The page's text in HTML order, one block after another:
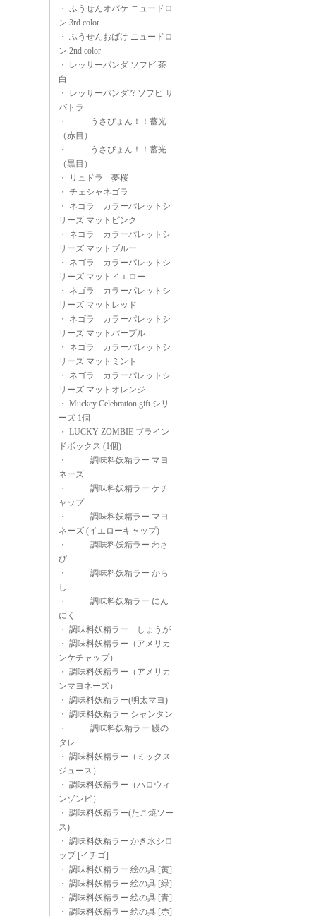
・ ふうせんオバケ ニュードロ
ン 3rd color
・ ふうせんおばけ ニュードロ
ン 2nd color
・
レッサーパンダ ソフビ 茶
白
・
レッサーパンダ?? ソフビ サ
バトラ
・
うさぴょん！！蓄光
（赤目）
・
うさぴょん！！蓄光
（黒目）
・
リュドラ 夢桜
・ チェシャネゴラ
・ ネゴラ カラーパレットシ
リーズ マットピンク
・ ネゴラ カラーパレットシ
リーズ マットブルー
・ ネゴラ カラーパレットシ
リーズ マットイエロー
・ ネゴラ カラーパレットシ
リーズ マットレッド
・ ネゴラ カラーパレットシ
リーズ マットパープル
・ ネゴラ カラーパレットシ
リーズ マットミント
・ ネゴラ カラーパレットシ
リーズ マットオレンジ
・ Muckey Celebration gift シリ
ーズ 1個
・ LUCKY ZOMBIE ブライン
ドボックス (1個)
・
調味料妖精ラー マヨ
ネーズ
・
調味料妖精ラー ケチ
ャップ
・
調味料妖精ラー マヨ
ネーズ (イエローキャップ)
・
調味料妖精ラー わさ
び
・
調味料妖精ラー から
し
・
調味料妖精ラー にん
にく
・ 調味料妖精ラー しょうが
・ 調味料妖精ラー（アメリカ
ンケチャップ）
・ 調味料妖精ラー（アメリカ
ンマヨネーズ）
・ 調味料妖精ラー(明太マヨ)
・ 調味料妖精ラー シャンタン
・
調味料妖精ラー 鰻の
タレ
・ 調味料妖精ラー（ミックス
ジュース）
・ 調味料妖精ラー（ハロウィ
ンゾンビ）
・ 調味料妖精ラー(たこ焼ソー
ス)
・ 調味料妖精ラー かき氷シロ
ップ [イチゴ]
・ 調味料妖精ラー 絵の具 [黄]
・ 調味料妖精ラー 絵の具 [緑]
・ 調味料妖精ラー 絵の具 [青]
・ 調味料妖精ラー 絵の具 [赤]